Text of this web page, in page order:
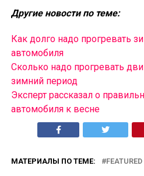
Другие новости по теме:
Как долго надо прогревать
автомобиля
Сколько надо прогревать
зимний период
Эксперт рассказал о
автомобиля к весне
МАТЕРИАЛЫ ПО ТЕМЕ: FEATURED